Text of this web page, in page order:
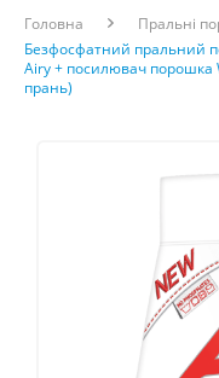
Головна
Пральні
Безфосфатний пральний
Airy + посилювач порошка
прань)